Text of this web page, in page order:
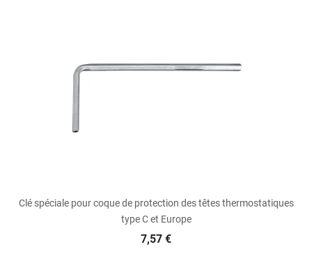
Clé spéciale pour coque de protection des têtes thermostatiques
type C et Europe
7,57 €